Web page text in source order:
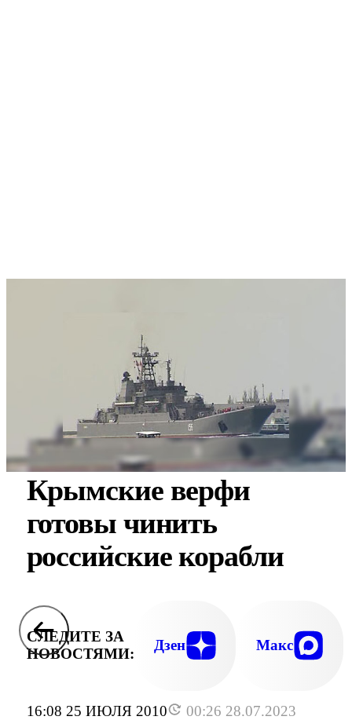
16:08 25 ИЮЛЯ 2010
00:26 28.07.2023
Крымские верфи
готовы чинить
российские корабли
СЛЕДИТЕ ЗА
НОВОСТЯМИ:
Дзен Макс